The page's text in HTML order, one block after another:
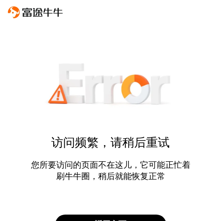
访问频繁，请稍后重试
您所要访问的页面不在这儿，它可能正忙着
刷牛牛圈，稍后就能恢复正常